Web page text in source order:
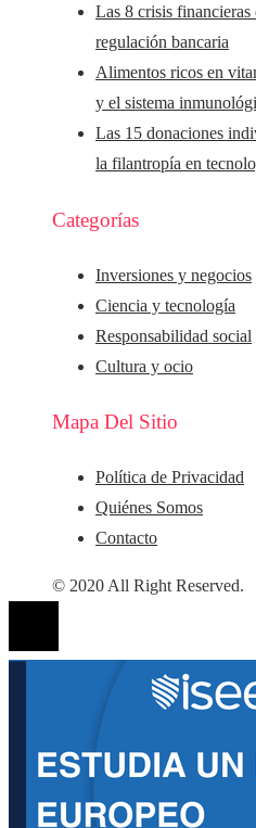
Las 8 crisis financieras
regulación bancaria
Alimentos ricos en
y el sistema
Las 15 donaciones
la filantropía en
Categorías
Inversiones y negocios
Ciencia y tecnología
Responsabilidad social
Cultura y ocio
Mapa Del Sitio
Política de Privacidad
Quiénes Somos
Contacto
© 2020 All Right Reserved.